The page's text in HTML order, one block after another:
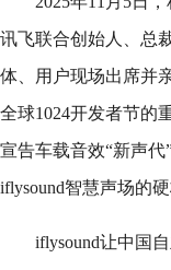
讯飞联合创始人、总
体、用户现场出席并
全球1024开发者节的
宣告车载音效“新声
iflysound智慧声场的
iflysound让中国